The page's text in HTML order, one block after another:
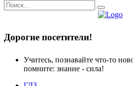
Дорогие посетители!
Учитесь, познавайте что-то
помните: знание - сила!